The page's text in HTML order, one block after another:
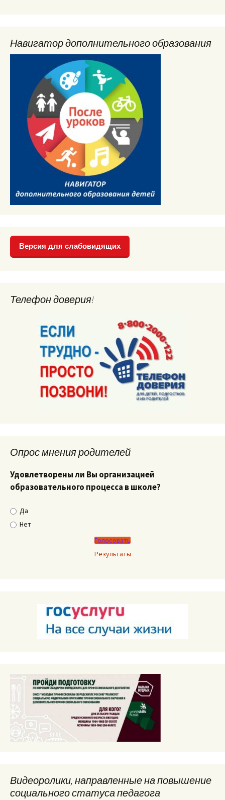
Навигатор дополнительного образования
Версия для слабовидящих
Телефон доверия!
Опрос мнения родителей
Удовлетворены ли Вы организацией
образовательного процесса в школе?
Да
Нет
Результаты
Видеоролики, направленные на повышение
социального статуса педагога